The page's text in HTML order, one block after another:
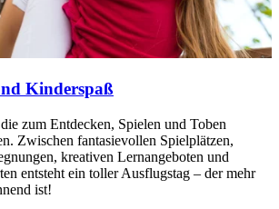
Kinderspaß
zum Entdecken, Spielen und Toben
Zwischen fantasievollen Spielplätzen,
kreativen Lernangeboten und
entsteht ein toller Ausflugstag – der mehr
ist!